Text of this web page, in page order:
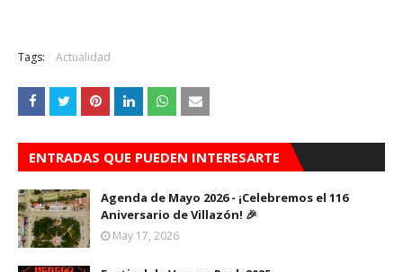
Tags: Actualidad
ENTRADAS QUE PUEDEN INTERESARTE
Agenda de Mayo 2026 - ¡Celebremos el 116
Aniversario de Villazón! 🎉
May 17, 2026